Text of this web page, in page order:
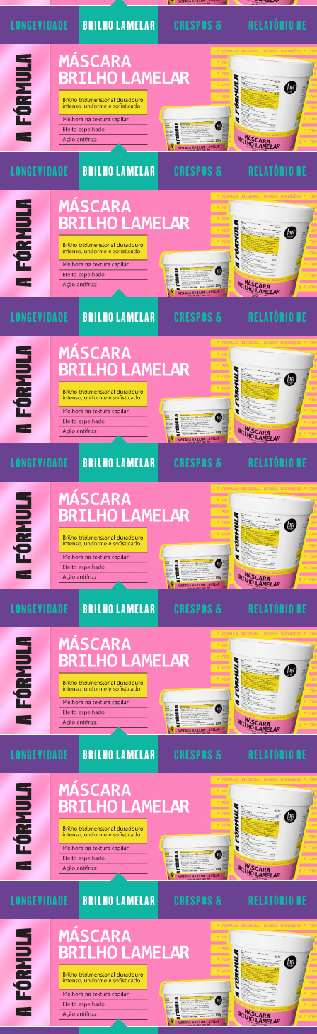
CAPILAR CACHOS
RELATÓRIO DE
TRANSPARÊNCIA
CAPILAR CACHOS TRANSPARÊNCIA
CAPILAR CACHOS TRANSPARÊNCIA
CAPILAR CACHOS TRANSPARÊNCIA
CAPILAR CACHOS TRANSPARÊNCIA
CAPILAR CACHOS TRANSPARÊNCIA
CAPILAR CACHOS TRANSPARÊNCIA